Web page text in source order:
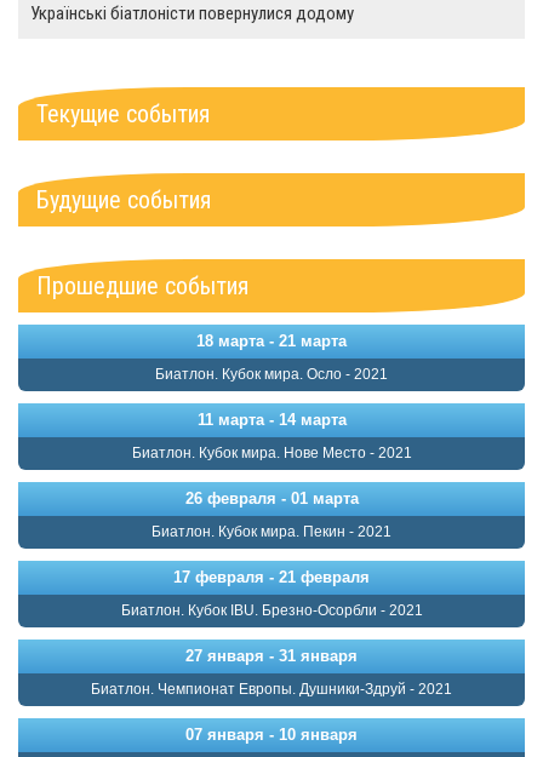
Українські біатлоністи повернулися додому
Текущие события
Будущие события
Прошедшие события
18 марта - 21 марта
Биатлон. Кубок мира. Осло - 2021
11 марта - 14 марта
Биатлон. Кубок мира. Нове Место - 2021
26 февраля - 01 марта
Биатлон. Кубок мира. Пекин - 2021
17 февраля - 21 февраля
Биатлон. Кубок IBU. Брезно-Осорбли - 2021
27 января - 31 января
Биатлон. Чемпионат Европы. Душники-Здруй - 2021
07 января - 10 января